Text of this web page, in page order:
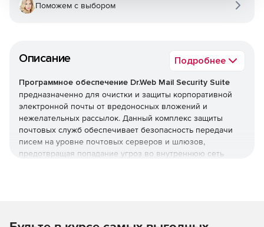
Описание Подробнее
Программное обеспечение Dr.Web Mail Security Suite
предназначенно для очистки и защиты корпоративной
электронной почты от вредоносных вложений и
нежелательных рассылок. Данный комплекс защиты
почтовых служб обеспечивает безопасность передачи
писем на уровне почтовых серверов и шлюзов,
предотвращая попадание угроз во внутреннюю сеть
Поможем с выбором